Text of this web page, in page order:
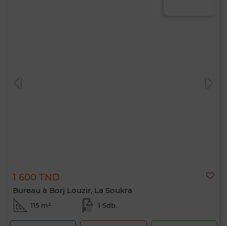
1 600 TND
Bureau à Borj Louzir, La Soukra
115 m² 1 Sdb.